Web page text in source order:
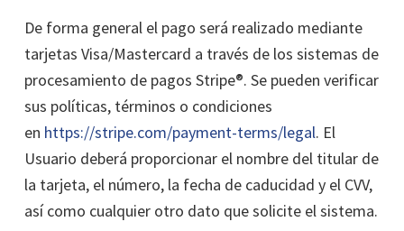
De forma general el pago será realizado mediante
tarjetas Visa/Mastercard a través de los sistemas de
procesamiento de pagos Stripe®. Se pueden verificar
sus políticas, términos o condiciones
en https://stripe.com/payment-terms/legal. El
Usuario deberá proporcionar el nombre del titular de
la tarjeta, el número, la fecha de caducidad y el CVV,
así como cualquier otro dato que solicite el sistema.